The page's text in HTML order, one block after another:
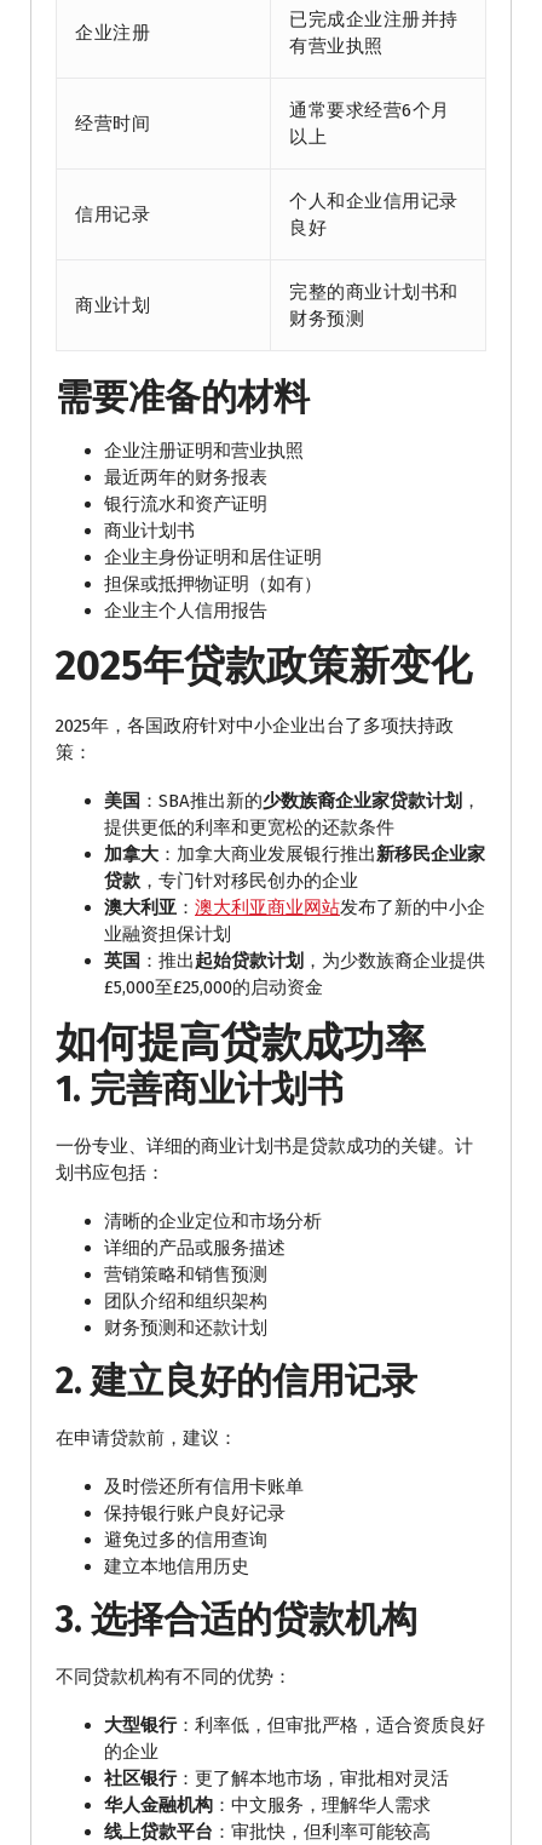
企业注册
已完成企业注册并持
有营业执照
经营时间
通常要求经营6个月
以上
信用记录
个人和企业信用记录
良好
商业计划
完整的商业计划书和
财务预测
需要准备的材料
企业注册证明和营业执照
最近两年的财务报表
银行流水和资产证明
商业计划书
企业主身份证明和居住证明
担保或抵押物证明（如有）
企业主个人信用报告
2025年贷款政策新变化
2025年，各国政府针对中小企业出台了多项扶持政
策：
美国 ：SBA推出新的少数族裔企业家贷款计划 ，
提供更低的利率和更宽松的还款条件
加拿大 ：加拿大商业发展银行推出新移民企业家
贷款 ，专门针对移民创办的企业
澳大利亚 ： 澳大利亚商业网站发布了新的中小企
业融资担保计划
英国 ：推出起始贷款计划 ，为少数族裔企业提供
£5,000至£25,000的启动资金
如何提高贷款成功率
1. 完善商业计划书
一份专业、详细的商业计划书是贷款成功的关键。计
划书应包括：
清晰的企业定位和市场分析
详细的产品或服务描述
营销策略和销售预测
团队介绍和组织架构
财务预测和还款计划
2. 建立良好的信用记录
在申请贷款前，建议：
及时偿还所有信用卡账单
保持银行账户良好记录
避免过多的信用查询
建立本地信用历史
3. 选择合适的贷款机构
不同贷款机构有不同的优势：
大型银行：利率低，但审批严格，适合资质良好
的企业
社区银行：更了解本地市场，审批相对灵活
华人金融机构 ：中文服务，理解华人需求
线上贷款平台 ：审批快，但利率可能较高